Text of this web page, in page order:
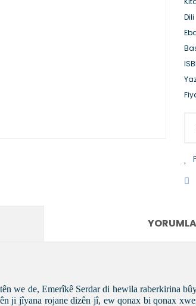
Dili
we de, Emerîkê Serdar di hewila raberkirina
ji jîyana rojane dizên jî, ew qonax bi qonax